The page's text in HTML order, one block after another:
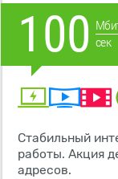
100 сек
Стабильный
работы. Акция
адресов.